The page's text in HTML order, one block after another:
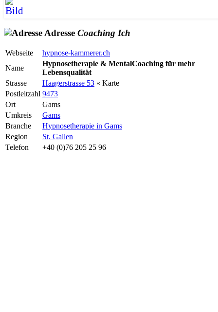
Adresse Coaching Ich
Webseite
hypnose-kammerer.ch
Name
Hypnosetherapie & MentalCoaching für mehr
Lebensqualität
Strasse
Haagerstrasse 53 « Karte
Postleitzahl 9473
Ort
Gams
Umkreis
Gams
Branche
Hypnosetherapie in Gams
Region
St. Gallen
Telefon
+40 (0)76 205 25 96